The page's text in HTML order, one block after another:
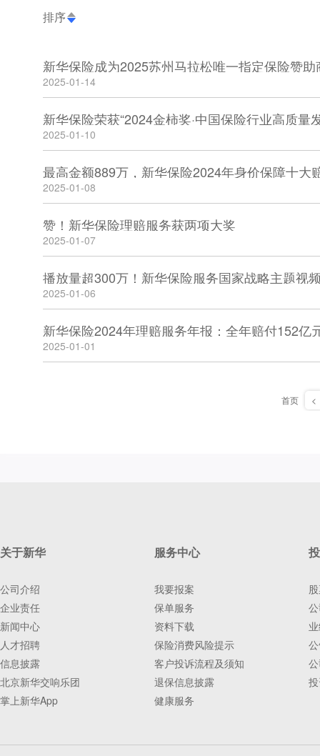
排序
新华保险成为2025苏州马拉松唯一指定保险赞助
2025-01-14
新华保险荣获“2024金柿奖·中国保险行业高质量
2025-01-10
最高金额889万，新华保险2024年身价保障十大
2025-01-08
赞！新华保险理赔服务获两项大奖
2025-01-07
播放量超300万！新华保险服务国家战略主题视
2025-01-06
2025-01-01
首页 <
关于新华
公司介绍
企业责任
新闻中心
人才招聘
信息披露
北京新华交响乐团
掌上新华App
服务中心
我要报案
保单服务
资料下载
保险消费风险提示
客户投诉流程及须知
退保信息披露
健康服务